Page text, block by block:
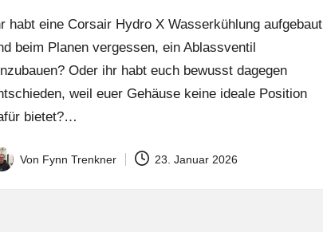
habt eine Corsair Hydro X Wasserkühlung aufgebaut
beim Planen vergessen, ein Ablassventil
Oder ihr habt euch bewusst dagegen
weil euer Gehäuse keine ideale Position
bietet?…
Von Fynn Trenkner 23. Januar 2026